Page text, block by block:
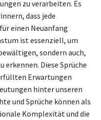
zu verarbeiten. Es
dass jede
einen Neuanfang
ist essenziell, um
sondern auch,
erkennen. Diese Sprüche
Erwartungen
hinter unseren
und Sprüche können als
Komplexität und die